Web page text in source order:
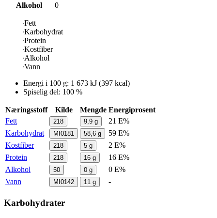
Alkohol
0
Fett
Karbohydrat
Protein
Kostfiber
Alkohol
Vann
Energi i 100 g: 1 673 kJ (397 kcal)
Spiselig del: 100 %
Næringsstoff Kilde Mengde Energiprosent
Fett
218 9,9 g
21 E%
Karbohydrat
MI0181 58,6 g
59 E%
Kostfiber
218 5 g
2 E%
Protein
218 16 g
16 E%
Alkohol
50 0 g
0 E%
Vann
MI0142 11 g -
Karbohydrater